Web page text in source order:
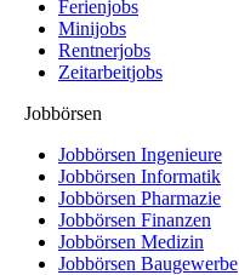
Ferienjobs
Minijobs
Rentnerjobs
Zeitarbeitjobs
Jobbörsen
Jobbörsen Ingenieure
Jobbörsen Informatik
Jobbörsen Pharmazie
Jobbörsen Finanzen
Jobbörsen Medizin
Jobbörsen Baugewerbe